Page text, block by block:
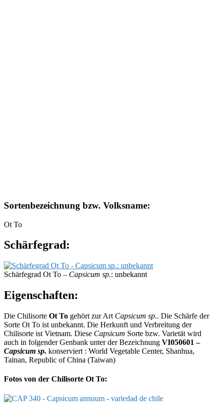
Sortenbezeichnung bzw. Volksname:
Ot To
Schärfegrad:
Schärfegrad Ot To – Capsicum sp.: unbekannt
Eigenschaften:
Die Chilisorte Ot To gehört zur Art Capsicum sp.. Die Schärfe der
Sorte Ot To ist unbekannt. Die Herkunft und Verbreitung der
Chilisorte ist Vietnam. Diese Capsicum Sorte bzw. Varietät wird
auch in folgender Genbank unter der Bezeichnung VI050601 –
Capsicum sp. konserviert : World Vegetable Center, Shanhua,
Tainan, Republic of China (Taiwan)
Fotos von der Chilisorte Ot To: